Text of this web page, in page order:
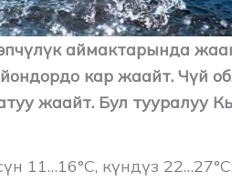
аймактарында
кар жаайт. Чүй
жаайт. Бул тууралуу
11…16°C, күндүз 22…27°C;